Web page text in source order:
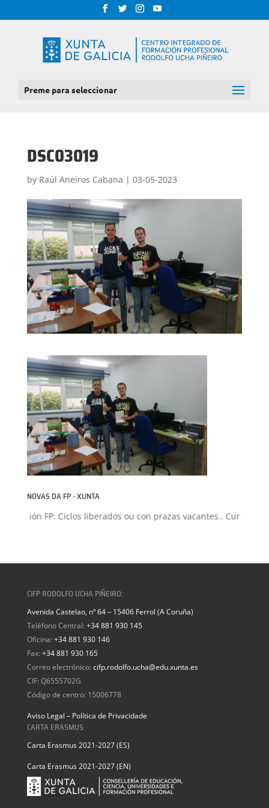
Preme para seleccionar
DSC03019
by Raúl Aneiros Cabana | 03-05-2023
NOVAS DA FP - XUNTA
FP: Ciclos liberados ou con prazas vacantes.. Curso 2026-
CIFP RODOLFO UCHA PIÑEIRO:
Avenida Castelao, nº 64 – 15406 Ferrol (A Coruña)
Teléfono Central: +34 881 930 145
Oficina: +34 881 930 146
Fax: +34 881 930 165
Correo electrónico: cifp.rodolfo.ucha@edu.xunta.es
CIF: Q6555702G
Código de centro: 15006778
Aviso Legal – Política de Privacidade
CARTA ERASMUS
Carta Erasmus 2021-2027 (ES)
Carta Erasmus 2021-2027 (EN)